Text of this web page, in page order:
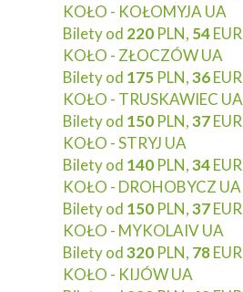
KOŁO - KOŁOMYJA UA
Bilety od 220 PLN, 54EUR
KOŁO - ZŁOCZÓW UA
Bilety od 175 PLN,36EUR
KOŁO - TRUSKAWIEC UA
Bilety od 150 PLN,37EUR
KOŁO - STRYJ UA
Bilety od 140 PLN,34EUR
KOŁO - DROHOBYCZ UA
Bilety od 150 PLN,37EUR
KOŁO - MYKOLAIV UA
Bilety od320 PLN, 78EUR
KOŁO - KIJÓW UA